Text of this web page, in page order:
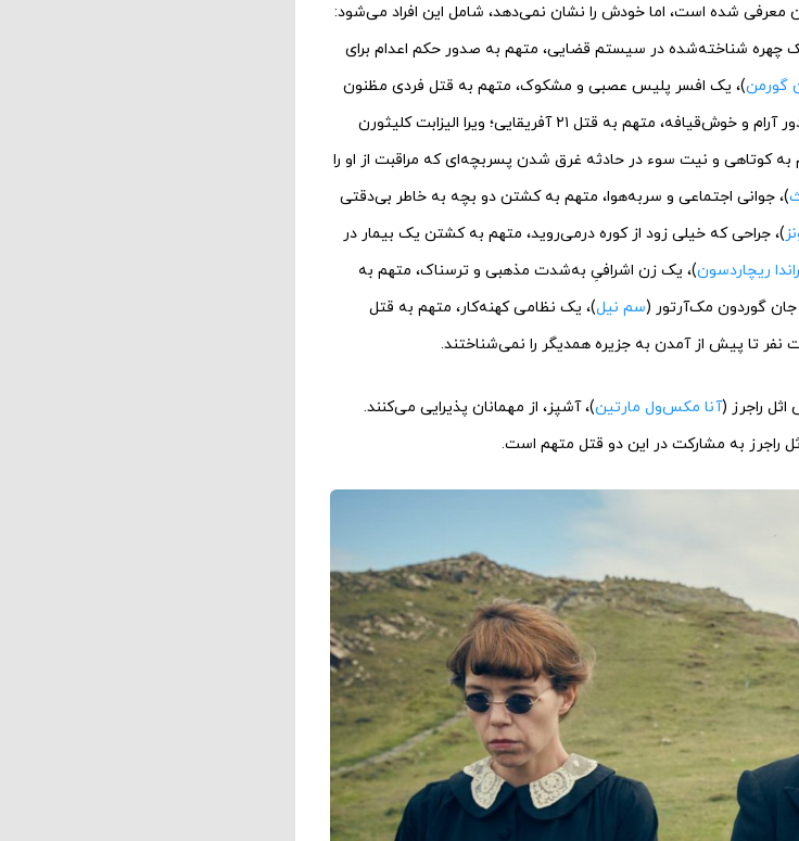
معرفی شده است، اما خودش را نشان نمی‌دهد، شامل این افراد می‌شود:
چهره شناخته‌شده در سیستم قضایی، متهم به صدور حکم اعدام برای
گورمن)، یک افسر پلیس عصبی و مشکوک، متهم به قتل فردی مظنون
)، یک ماجراجو/مزدور آرام و خوش‌قیافه، متهم به قتل ۲۱ آفریقایی؛ ویرا الیزابت کلیثورن
به کوتاهی و نیت سوء در حادثه غرق شدن پسربچه‌ای که مراقبت از او را
)، جوانی اجتماعی و سربه‌هوا، متهم به کشتن دو بچه به خاطر بی‌دقتی
)، جراحی که خیلی زود از کوره درمی‌روید، متهم به کشتن یک بیمار در
ریچاردسون)، یک زن اشرافیِ به‌شدت مذهبی و ترسناک، متهم به
جان گوردون مک‌آرتور (سم نیل)، یک نظامی کهنه‌کار، متهم به قتل
تا پیش از آمدن به جزیره همدیگر را نمی‌شناختند.
راجرز (آنا مکس‌ول مارتین)، آشپز، از مهمانان پذیرایی می‌کنند.
راجرز به مشارکت در این دو قتل متهم است.